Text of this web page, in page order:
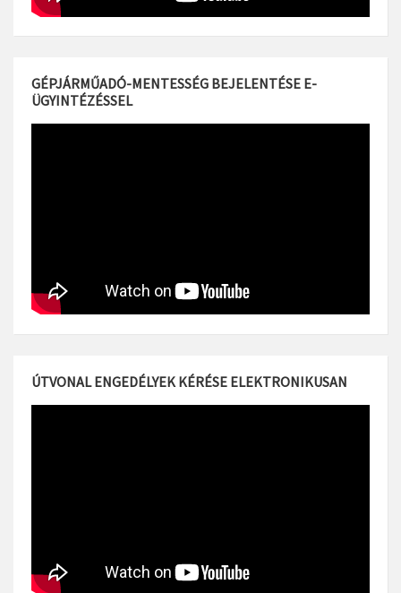
GÉPJÁRMŰADÓ-MENTESSÉG BEJELENTÉSE E-
ÜGYINTÉZÉSSEL
ÚTVONAL ENGEDÉLYEK KÉRÉSE ELEKTRONIKUSAN